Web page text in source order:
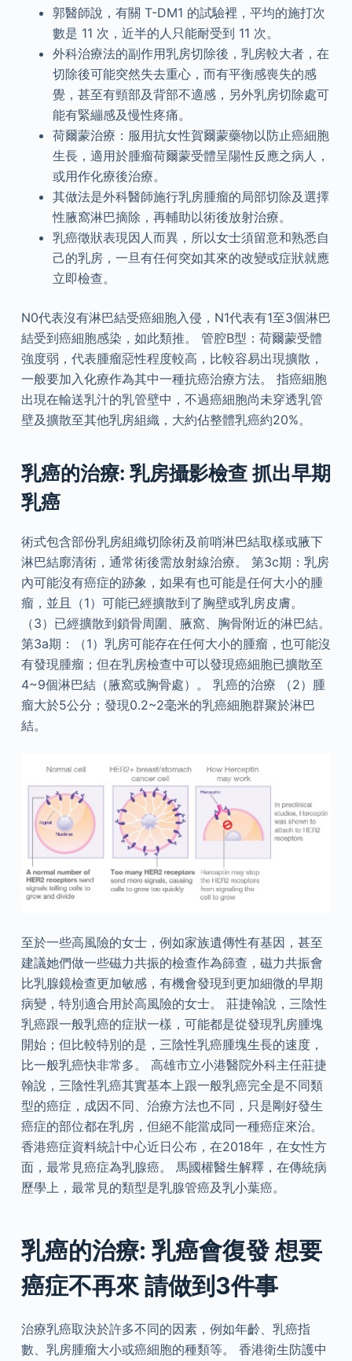
郭醫師說，有關 T-DM1 的試驗裡，平均的施打次
數是 11 次，近半的人只能耐受到 11 次。
外科治療法的副作用乳房切除後，乳房較大者，在
切除後可能突然失去重心，而有平衡感喪失的感
覺，甚至有頸部及背部不適感，另外乳房切除處可
能有緊繃感及慢性疼痛。
荷爾蒙治療：服用抗女性賀爾蒙藥物以防止癌細胞
生長，適用於腫瘤荷爾蒙受體呈陽性反應之病人，
或用作化療後治療。
其做法是外科醫師施行乳房腫瘤的局部切除及選擇
性腋窩淋巴摘除，再輔助以術後放射治療。
乳癌徵狀表現因人而異，所以女士須留意和熟悉自
己的乳房，一旦有任何突如其來的改變或症狀就應
立即檢查。
N0代表沒有淋巴結受癌細胞入侵，N1代表有1至3個淋巴
結受到癌細胞感染，如此類推。 管腔B型：荷爾蒙受體
強度弱，代表腫瘤惡性程度較高，比較容易出現擴散，
一般要加入化療作為其中一種抗癌治療方法。 指癌細胞
出現在輸送乳汁的乳管壁中，不過癌細胞尚未穿透乳管
壁及擴散至其他乳房組織，大約佔整體乳癌約20%。
乳癌的治療: 乳房攝影檢查 抓出早期
乳癌
術式包含部份乳房組織切除術及前哨淋巴結取樣或腋下
淋巴結廓清術，通常術後需放射線治療。 第3c期：乳房
內可能沒有癌症的跡象，如果有也可能是任何大小的腫
瘤，並且（1）可能已經擴散到了胸壁或乳房皮膚。
（3）已經擴散到鎖骨周圍、腋窩、胸骨附近的淋巴結。
第3a期：（1）乳房可能存在任何大小的腫瘤，也可能沒
有發現腫瘤；但在乳房檢查中可以發現癌細胞已擴散至
4~9個淋巴結（腋窩或胸骨處）。 乳癌的治療 （2）腫
瘤大於5公分；發現0.2~2毫米的乳癌細胞群聚於淋巴
結。
至於一些高風險的女士，例如家族遺傳性有基因，甚至
建議她們做一些磁力共振的檢查作為篩查，磁力共振會
比乳腺鏡檢查更加敏感，有機會發現到更加細微的早期
病變，特別適合用於高風險的女士。 莊捷翰說，三陰性
乳癌跟一般乳癌的症狀一樣，可能都是從發現乳房腫塊
開始；但比較特別的是，三陰性乳癌腫塊生長的速度，
比一般乳癌快非常多。 高雄市立小港醫院外科主任莊捷
翰說，三陰性乳癌其實基本上跟一般乳癌完全是不同類
型的癌症，成因不同、治療方法也不同，只是剛好發生
癌症的部位都在乳房，但絕不能當成同一種癌症來治。
香港癌症資料統計中心近日公布，在2018年，在女性方
面，最常見癌症為乳腺癌。 馬國權醫生解釋，在傳統病
歷學上，最常見的類型是乳腺管癌及乳小葉癌。
乳癌的治療: 乳癌會復發 想要
癌症不再來 請做到3件事
治療乳癌取決於許多不同的因素，例如年齡、乳癌指
數、乳房腫瘤大小或癌細胞的種類等。 香港衛生防護中